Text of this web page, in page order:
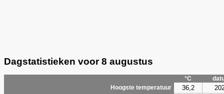
Dagstatistieken voor 8 augustus
°C
Hoogste temperatuur
36,2